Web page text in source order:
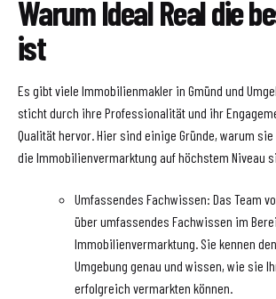
Warum Ideal Real die
ist
Es gibt viele Immobilienmakler in Gmünd und
sticht durch ihre Professionalität und ihr
Qualität hervor. Hier sind einige Gründe, warum
die Immobilienvermarktung auf höchstem Niveau
Umfassendes Fachwissen: Das Team
über umfassendes Fachwissen im
Immobilienvermarktung. Sie kennen
Umgebung genau und wissen, wie sie
erfolgreich vermarkten können.